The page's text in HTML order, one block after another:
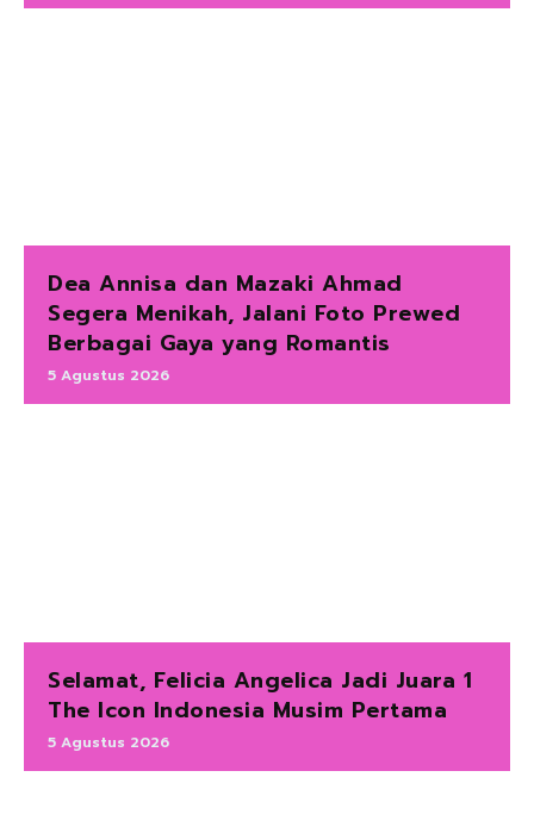
Dea Annisa dan Mazaki Ahmad
Segera Menikah, Jalani Foto Prewed
Berbagai Gaya yang Romantis
5 Agustus 2026
Selamat, Felicia Angelica Jadi Juara 1
The Icon Indonesia Musim Pertama
5 Agustus 2026